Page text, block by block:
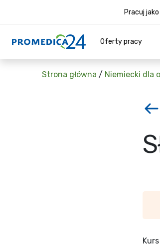
Pracuj
Oferty pracy
Strona główna / Niemiecki dla